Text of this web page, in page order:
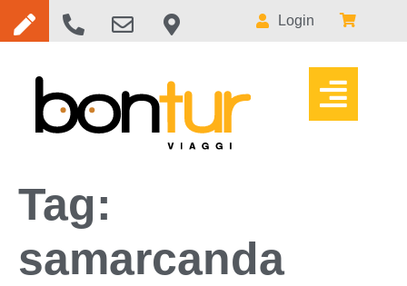
Login
Tag:
samarcanda